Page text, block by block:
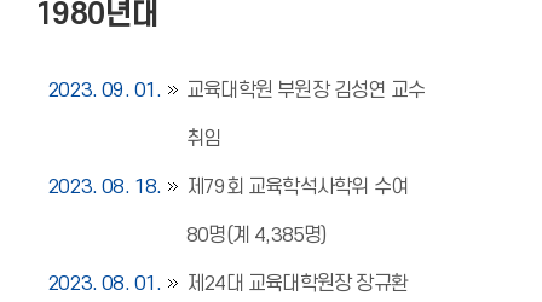
1980년대
2023. 09. 01. 교육대학원 부원장 김성연 교수
취임
2023. 08. 18. 제79회 교육학석사학위 수여
80명(계 4,385명)
2023. 08. 01. 제24대 교육대학원장 장규환